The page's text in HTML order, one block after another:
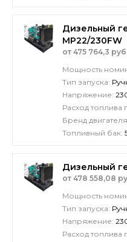
Дизельный
MP22/230FW
от 475 764,3
Мощность
Тип запуска:
Напряжение:
Расход топлива
Бренд
Топливный бак:
Дизельный
от 478 558,08
Мощность
Тип запуска:
Напряжение:
Расход топлива